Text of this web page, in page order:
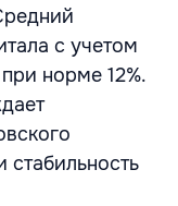
с учетом
норме 12%.
стабильность